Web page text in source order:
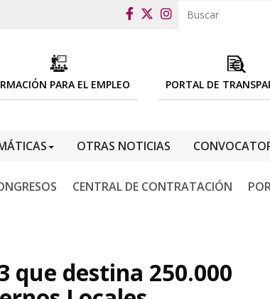
PORTAL DE
PARA EL EMPLEO
OTRAS NOTICIAS
CENTRAL DE CONTRATACIÓN
que destina 250.000